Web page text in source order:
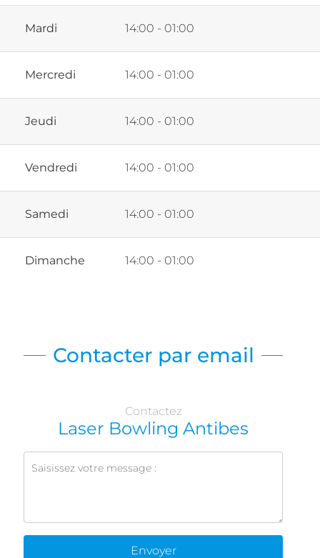
Mardi 14:00 - 01:00
Mercredi 14:00 - 01:00
Jeudi 14:00 - 01:00
Vendredi 14:00 - 01:00
Samedi 14:00 - 01:00
Dimanche 14:00 - 01:00
Contacter par email
Contactez
Laser Bowling Antibes
Envoyer